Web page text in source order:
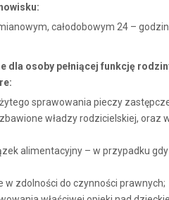
całodobowym 24 –
dla osoby pełniącej funkcję
sprawowania pieczy
władzy rodzicielskiej,
alimentacyjny – w przypadku
w zdolności do czynności prawnych;